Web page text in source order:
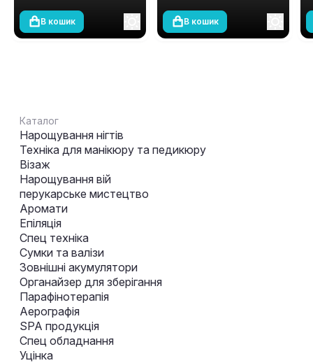
В кошик В кошик
Каталог
Нарощування нігтів
Техніка для манікюру та педикюру
Візаж
Нарощування вій
перукарське мистецтво
Аромати
Епіляція
Спец техніка
Сумки та валізи
Зовнішні акумулятори
Органайзер для зберігання
Парафінотерапія
Аерографія
SPA продукція
Спец обладнання
Уцінка